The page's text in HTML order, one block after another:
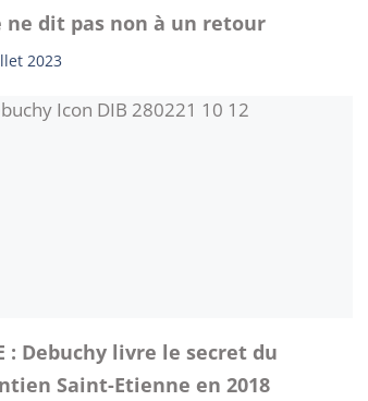
ne dit pas non à un retour
2023
: Debuchy livre le secret du
Saint-Etienne en 2018